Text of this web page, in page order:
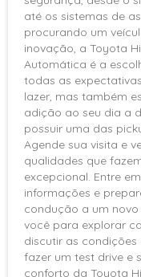
até os sistemas de
procurando um
inovação, a Toyota
Automática é a
todas as
lazer, mas também
adição ao seu dia a
possuir uma das
Agende sua visita e
qualidades que
excepcional. Entre
informações e
condução a um
você para explorar
discutir as
fazer um test drive e
conforto da Toyota